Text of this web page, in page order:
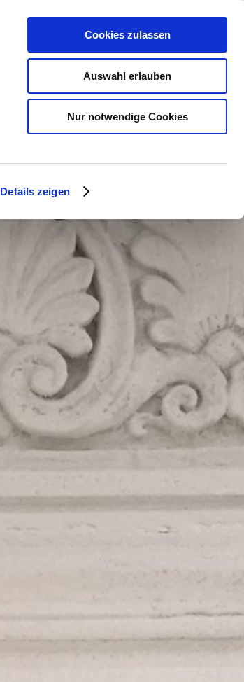
Details zeigen
Cookies zulassen
Auswahl erlauben
Nur notwendige Cookies
Projekte EN